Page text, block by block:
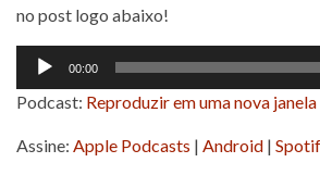
no post logo abaixo!
Tocador
áudio
00:00
Podcast: Reproduzir em uma nova janela
Assine: Apple Podcasts | Android |